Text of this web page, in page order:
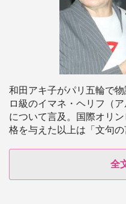
和田アキ子がパリ五輪で
ロ級のイマネ・ヘリフ（
について言及。国際オリ
格を与えた以上は「文句の
全